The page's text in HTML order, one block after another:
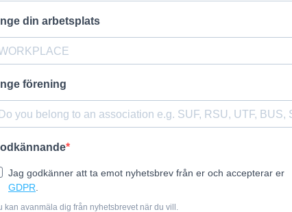
din arbetsplats
förening
Jag godkänner att ta emot nyhetsbrev från er och accepterar er
GDPR
kan avanmäla dig från nyhetsbrevet när du vill.